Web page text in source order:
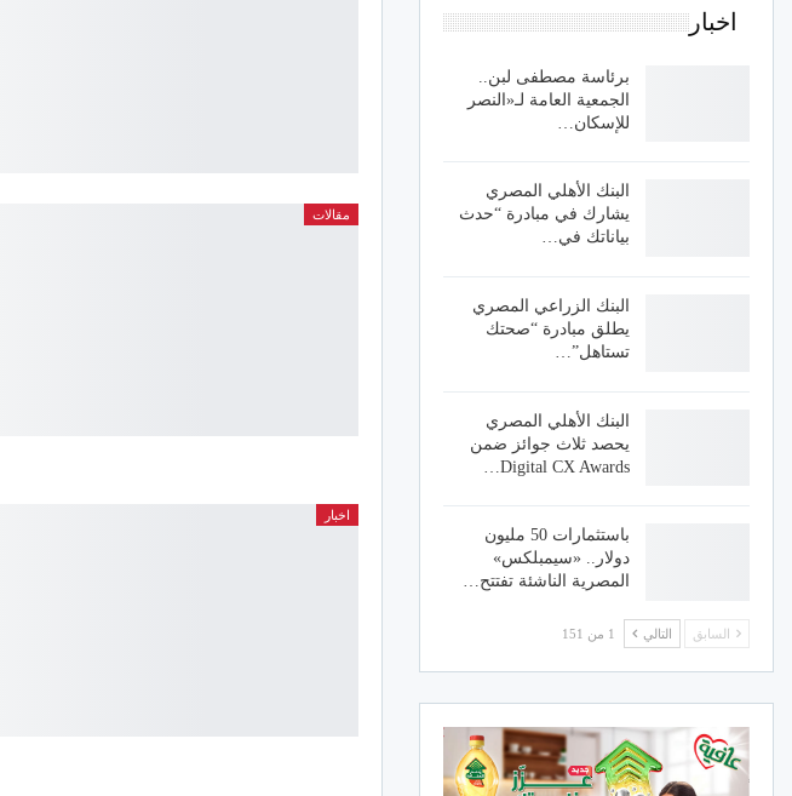
مقالات
اخبار
اخبار
برئاسة مصطفى لبن..
الجمعية العامة لـ«النصر
للإسكان…
البنك الأهلي المصري
يشارك في مبادرة “حدث
بياناتك في…
البنك الزراعي المصري
يطلق مبادرة “صحتك
تستاهل”…
البنك الأهلي المصري
يحصد ثلاث جوائز ضمن
Digital CX Awards…
باستثمارات 50 مليون
دولار.. «سيمبلكس»
المصرية الناشئة تفتتح…
السابق التالي 1 من 151